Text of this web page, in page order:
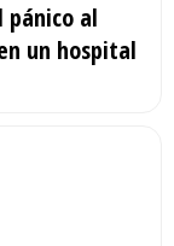
pánico al
un hospital